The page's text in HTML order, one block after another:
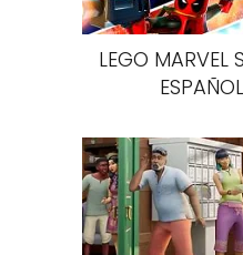
LEGO MARVEL